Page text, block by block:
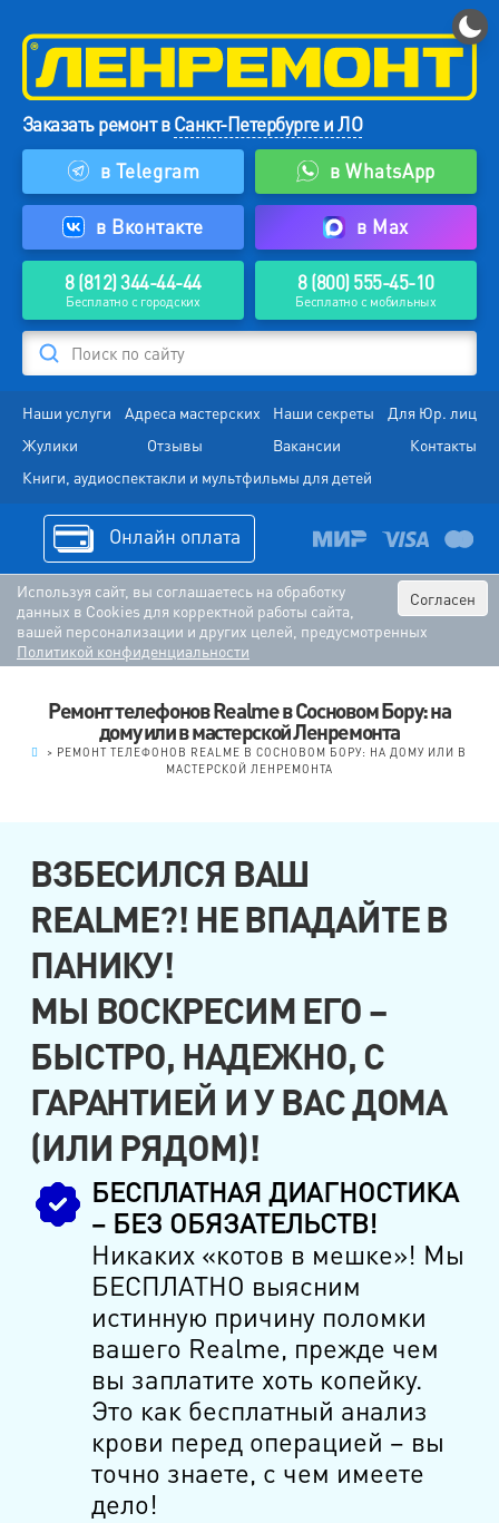
Заказать ремонт вСанкт-Петербурге и ЛО
в Telegram
в WhatsApp
в Вконтакте в Max
8 (812) 344-44-44
Бесплатно с городских
8 (800) 555-45-10
Бесплатно с мобильных
Поиск по сайту
Наши услуги Адреса мастерских Наши секреты
Для Юр. лиц
Жулики
Отзывы Вакансии
Контакты
Книги, аудиоспектакли и мультфильмы для детей
Онлайн оплата
Согласен
Используя сайт, вы соглашаетесь на обработку
данных в Cookies для корректной работы сайта,
вашей персонализации и других целей, предусмотренных
Политикой конфиденциальности
Ремонт телефонов Realme в Сосновом Бору: на
дому или в мастерской Ленремонта
> РЕМОНТ ТЕЛЕФОНОВ REALME В СОСНОВОМ БОРУ: НА ДОМУ ИЛИ В
МАСТЕРСКОЙ ЛЕНРЕМОНТА
ВЗБЕСИЛСЯ ВАШ
REALME?! НЕ ВПАДАЙТЕ В
ПАНИКУ!
МЫ ВОСКРЕСИМ ЕГО –
БЫСТРО, НАДЕЖНО, С
ГАРАНТИЕЙ И У ВАС ДОМА
(ИЛИ РЯДОМ)!
БЕСПЛАТНАЯ ДИАГНОСТИКА
– БЕЗ ОБЯЗАТЕЛЬСТВ!
Никаких «котов в мешке»! Мы
БЕСПЛАТНО выясним
истинную причину поломки
вашего Realme, прежде чем
вы заплатите хоть копейку.
Это как бесплатный анализ
крови перед операцией – вы
точно знаете, с чем имеете
дело!